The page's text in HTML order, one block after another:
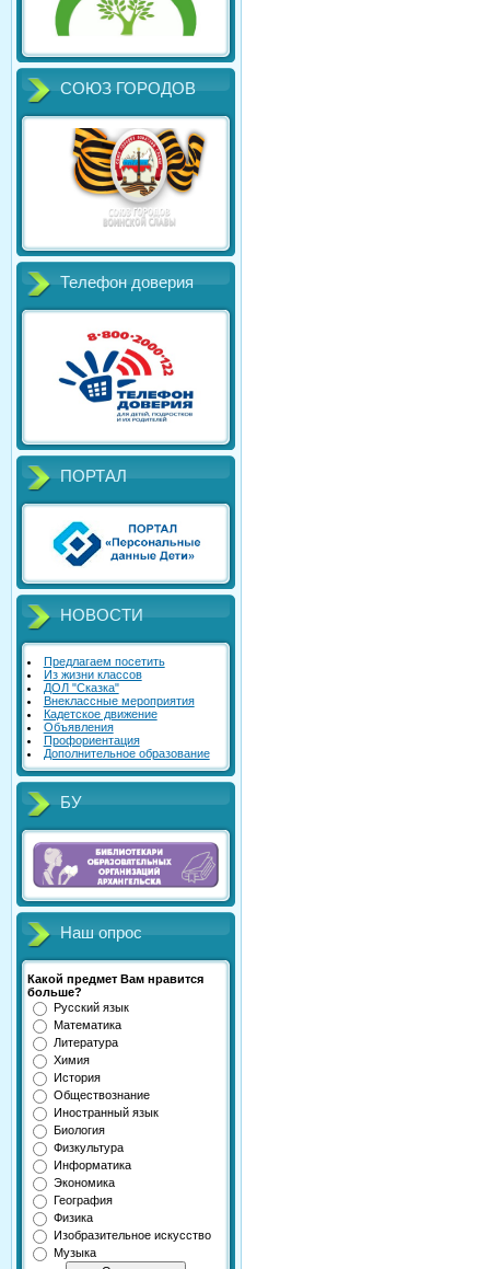
СОЮЗ ГОРОДОВ
Телефон доверия
ПОРТАЛ
НОВОСТИ
Предлагаем посетить
Из жизни классов
ДОЛ "Сказка"
Внеклассные мероприятия
Кадетское движение
Объявления
Профориентация
Дополнительное образование
БУ
Наш опрос
Какой предмет Вам нравится
больше?
Русский язык
Математика
Литература
Химия
История
Обществознание
Иностранный язык
Биология
Физкультура
Информатика
Экономика
География
Физика
Изобразительное искусство
Музыка